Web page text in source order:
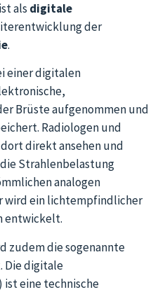
als digitale
der
.
einer digitalen
Brüste aufgenommen und
Radiologen und
direkt ansehen und
Strahlenbelastung
analogen
wird ein lichtempfindlicher
entwickelt.
zudem die sogenannte
Die digitale
ist eine technische